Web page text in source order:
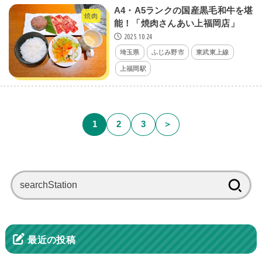
焼肉
A4・A5ランクの国産黒毛和牛を堪
能！「焼肉さんあい上福岡店」
2025.10.24
埼玉県 ふじみ野市 東武東上線
上福岡駅
1 2 3 ＞
索:
最近の投稿